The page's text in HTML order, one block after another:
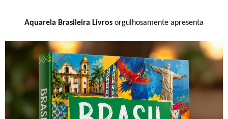
Aquarela Brasileira Livros orgulhosamente apresenta